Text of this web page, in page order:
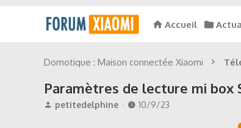
Accueil
Domotique : Maison connectée Xiaomi
Paramètres de lecture mi box
A
petitedelphine
D
10/9/23